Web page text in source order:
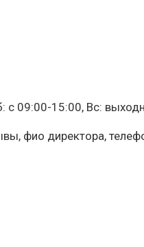
c 09:00-15:00, Вс:
фио директора,